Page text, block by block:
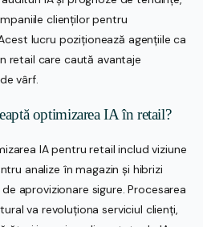
clienților pentru
lucru poziționează agențiile ca
retail care caută avantaje
vârf.
optimizarea IA în retail?
IA pentru retail includ viziune
analize în magazin și hibrizi
aprovizionare sigure. Procesarea
va revoluționa serviciul clienți,